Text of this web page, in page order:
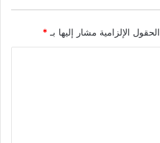
الحقول الإلزامية مشار إليها بـ *